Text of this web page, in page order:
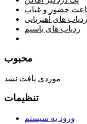
حضور و غیاب
ردیاب های آهنربایی
ردیاب های باسیم
محبوب
موردی یافت نشد
تنظیمات
ورود به سیستم